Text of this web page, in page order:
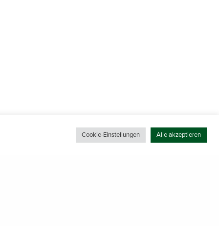
Cookie-Einstellungen Alle akzeptieren